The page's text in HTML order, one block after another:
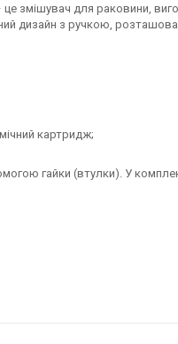
змішувач для раковини,
дизайн з ручкою,
картридж;
гайки (втулки). У